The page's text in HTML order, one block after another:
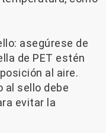
asegúrese de
de PET estén
al aire.
al sello debe
evitar la